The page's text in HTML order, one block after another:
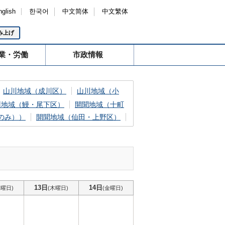
한국어 中文简体 中文繁体
上げ
・労働 市政情報
山川地域（成川区）
山川地域（小
域（鰻・尾下区）
開聞地域（十町
）） 開聞地域（仙田・上野区）
日) 13日 (木曜日) 14日 (金曜日)